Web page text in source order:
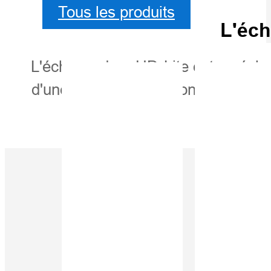
Tous les produits
L'échosondeur HD-Lite est un
d'une plateforme de sondeur